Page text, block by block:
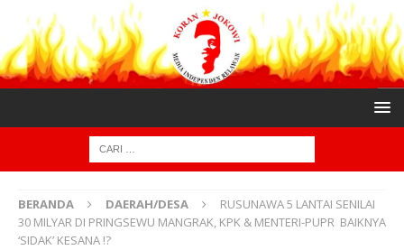
BERANDA DAERAH/DESA
RUSUNAWA 5 LANTAI SENILAI
30 MILYAR DI PRINGSEWU MANGRAK, KPK & MENTERI-PUPR BAIKNYA
‘SIDAK’ KESANA !?